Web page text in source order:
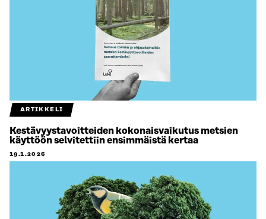
ARTIKKELI
Kestävyystavoitteiden kokonaisvaikutus metsien
käyttöön selvitettiin ensimmäistä kertaa
19.1.2026